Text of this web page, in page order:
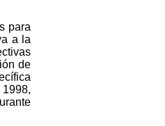
para
a la
de